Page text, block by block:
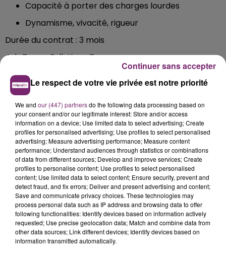
Capacité à porter des charges lourdes
Dynamisme, vivacité, rigueur
Durée du contrat : 3 mois
Job Types: Full-time, Temporary
https://fr.indeed.com/emplois?
Le respect de votre vie privée est notre priorité
We and our (447) partnersdo the following data processing based on
your consent and/or our legitimate interest: Store and/or access
information on a device; Use limited data to select advertising; Create
profiles for personalised advertising; Use profiles to select personalised
advertising; Measure advertising performance; Measure content
performance; Understand audiences through statistics or combinations
of data from different sources; Develop and improve services; Create
profiles to personalise content; Use profiles to select personalised
content; Use limited data to select content; Ensure security, prevent and
detect fraud, and fix errors; Deliver and present advertising and content;
Save and communicate privacy choices. These technologies may
process personal data such as IP address and browsing data to offer
following functionalities: Identify devices based on information actively
requested; Use precise geolocation data; Match and combine data from
other data sources; Link different devices; Identify devices based on
information transmitted automatically.
Continuer sans accepter